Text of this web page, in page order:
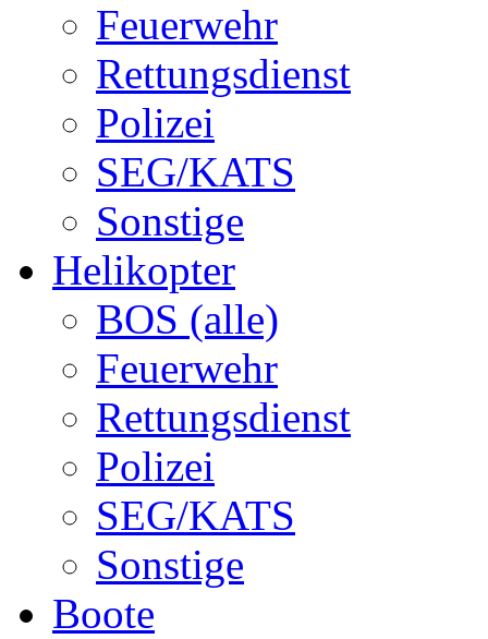
Feuerwehr
Rettungsdienst
Polizei
SEG/KATS
Sonstige
Helikopter
BOS (alle)
Feuerwehr
Rettungsdienst
Polizei
SEG/KATS
Sonstige
Boote